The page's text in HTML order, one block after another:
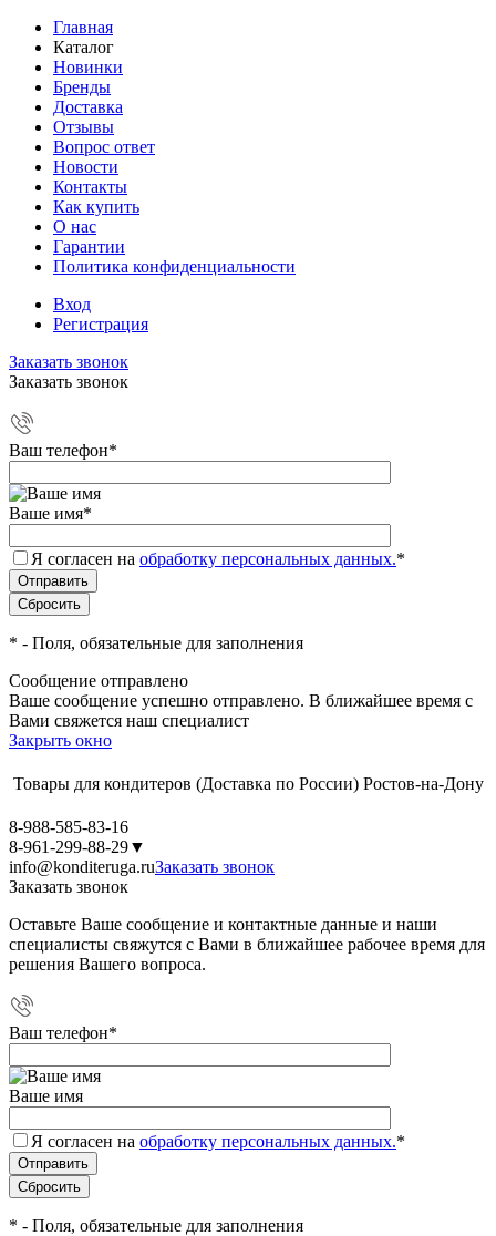
Главная
Каталог
Новинки
Бренды
Доставка
Отзывы
Вопрос ответ
Новости
Контакты
Как купить
О нас
Гарантии
Политика конфиденциальности
Вход
Регистрация
Заказать звонок
Заказать звонок
Ваш телефон*
Ваше имя*
Я согласен на обработку персональных данных.*
* - Поля, обязательные для заполнения
Сообщение отправлено
Ваше сообщение успешно отправлено. В ближайшее время с
Вами свяжется наш специалист
Закрыть окно
Товары для кондитеров (Доставка по России) Ростов-на-Дону
8-988-585-83-16
8-961-299-88-29▼
info@konditeruga.ruЗаказать звонок
Заказать звонок
Оставьте Ваше сообщение и контактные данные и наши
специалисты свяжутся с Вами в ближайшее рабочее время для
решения Вашего вопроса.
Ваш телефон*
Ваше имя
Я согласен на обработку персональных данных.*
* - Поля, обязательные для заполнения